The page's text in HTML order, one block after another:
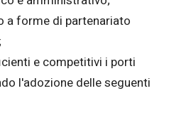
a forme di partenariato
e competitivi i porti
l'adozione delle seguenti